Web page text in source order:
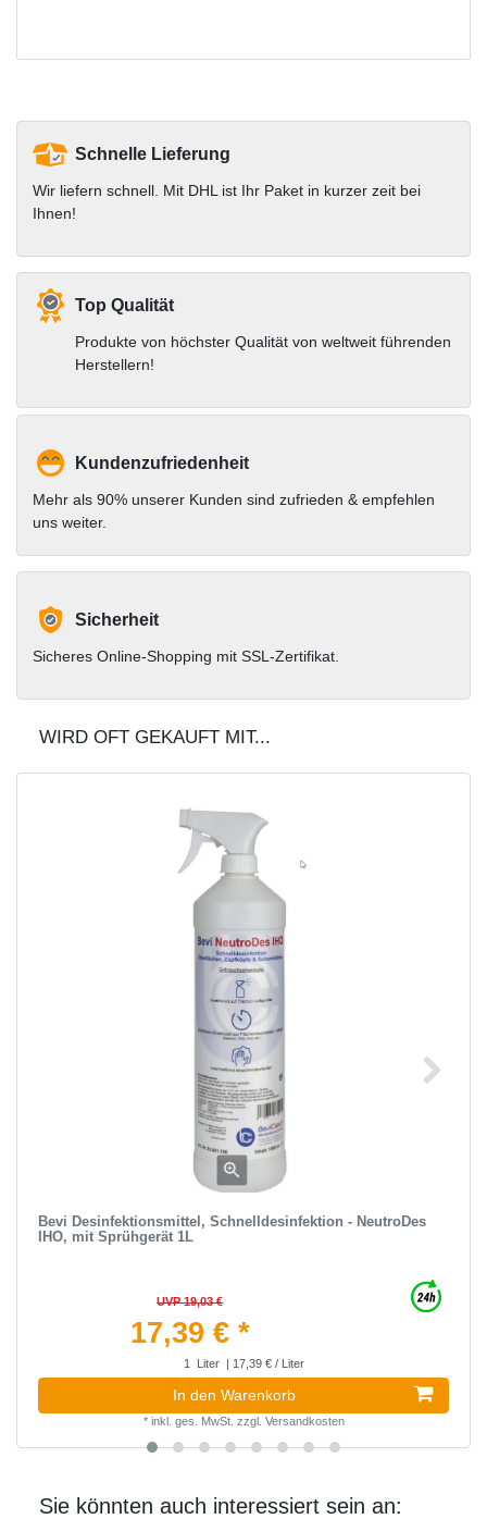
Schnelle Lieferung
Wir liefern schnell. Mit DHL ist Ihr Paket in kurzer zeit bei
Ihnen!
Top Qualität
Produkte von höchster Qualität von weltweit führenden
Herstellern!
Kundenzufriedenheit
Mehr als 90% unserer Kunden sind zufrieden & empfehlen
uns weiter.
Sicherheit
Sicheres Online-Shopping mit SSL-Zertifikat.
WIRD OFT GEKAUFT MIT...
Bevi Desinfektionsmittel, Schnelldesinfektion - NeutroDes
IHO, mit Sprühgerät 1L
UVP 19,03 €
17,39 € *
1 Liter | 17,39 € / Liter
In den Warenkorb
* inkl. ges. MwSt. zzgl. Versandkosten
Sie könnten auch interessiert sein an: